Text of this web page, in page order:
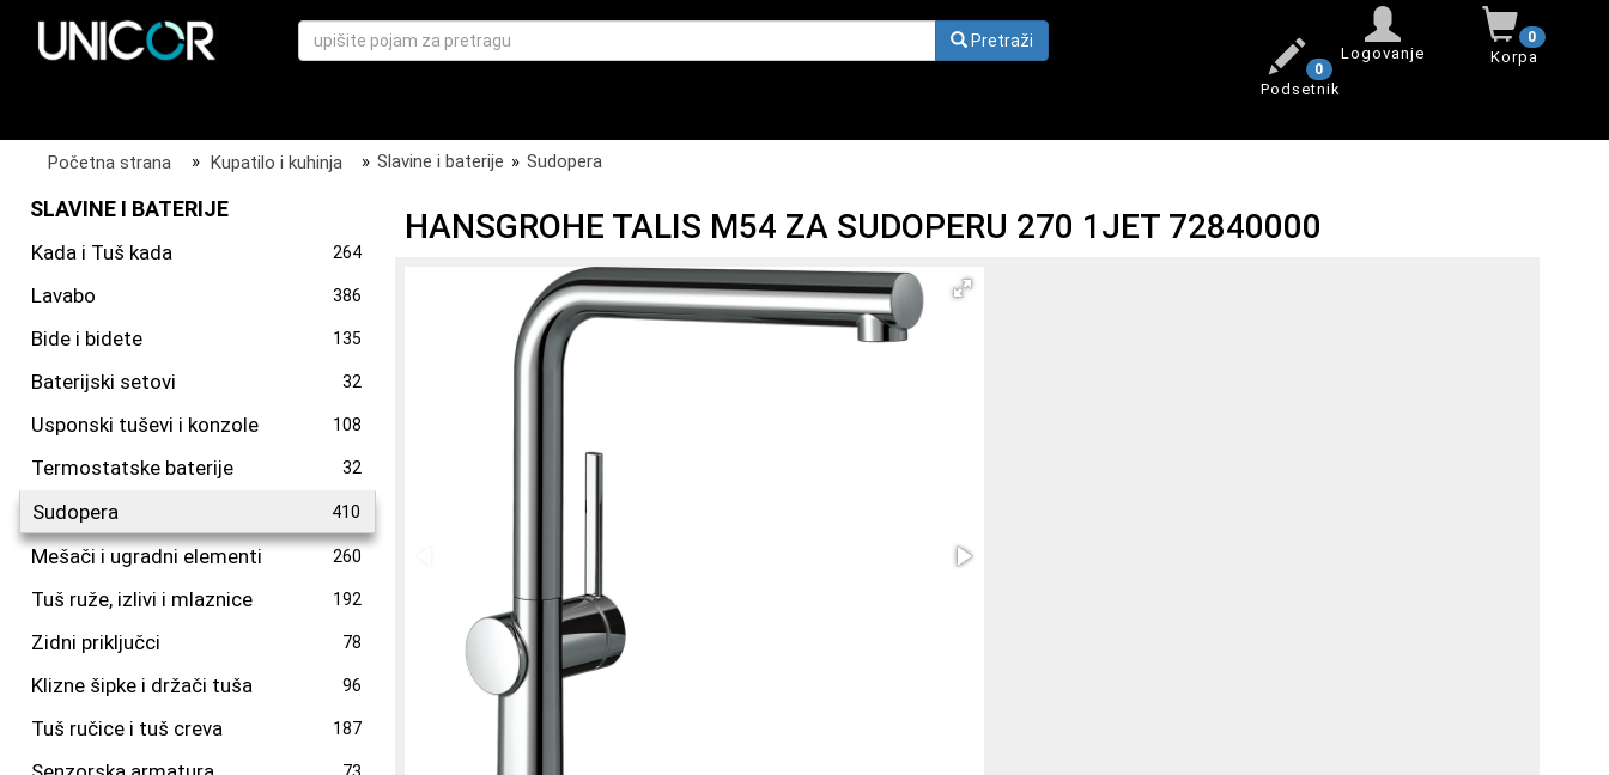
Pretraži 0
Korpa
Logovanje
0
Podsetnik
Početna strana » Kupatilo i kuhinja » Slavine i baterije » Sudopera
SLAVINE I BATERIJE
Kada i Tuš kada 264
Lavabo 386
Bide i bidete 135
Baterijski setovi 32
Usponski tuševi i konzole 108
Termostatske baterije 32
Sudopera 410
Mešači i ugradni elementi 260
Tuš ruže, izlivi i mlaznice 192
Zidni priključci 78
Klizne šipke i držači tuša 96
Tuš ručice i tuš creva 187
HANSGROHE TALIS M54 ZA SUDOPERU 270 1JET 72840000